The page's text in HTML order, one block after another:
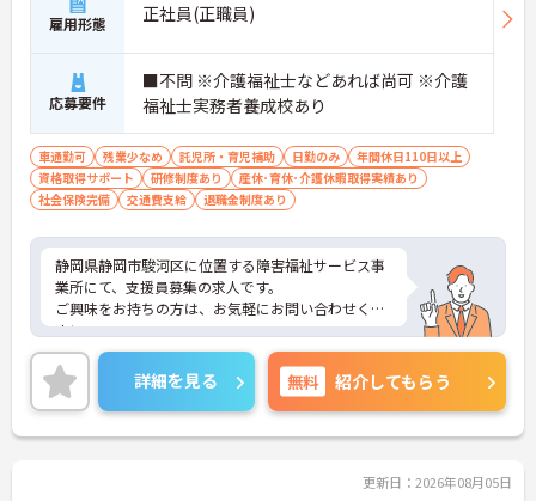
雇用形態 正社員(正職員)
応募要件
■不問 ※介護福祉士などあれば尚可 ※介護
福祉士実務者養成校あり
車通勤可 残業少なめ 託児所・育児補助 日勤のみ
年間休日110日以上
資格取得サポート
研修制度あり
産休･育休･介護休暇取得実績あり
社会保険完備
交通費支給 退職金制度あり
静岡県静岡市駿河区に位置する障害福祉サービス事
業所にて、支援員募集の求人です。
ご興味をお持ちの方は、お気軽にお問い合わせくだ
さい。
詳細を見る 無料 紹介してもらう
更新日：2026年08月05日